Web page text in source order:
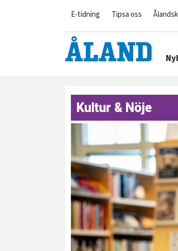
E-tidning Tipsa oss
Kultur & Nöje